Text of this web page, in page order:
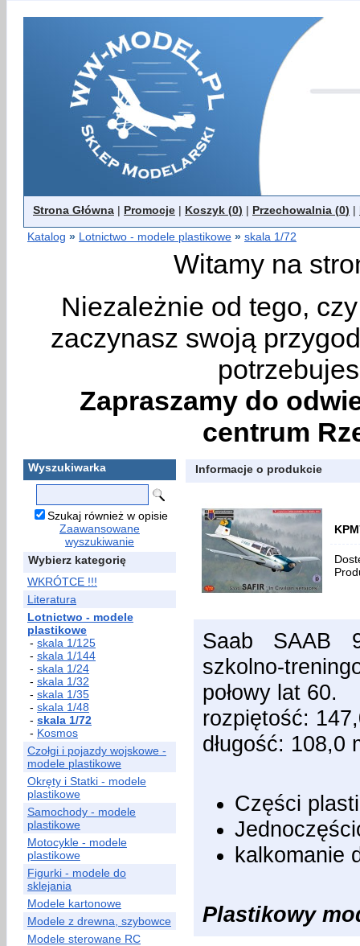
Strona Główna | Promocje | Koszyk (0) | Przechowalnia (0) |
Katalog » Lotnictwo - modele plastikowe » skala 1/72
Witamy na
Niezależnie od tego,
zaczynasz swoją
Zapraszamy do
centrum
Wyszukiwarka
Szukaj również w opisie
Zaawansowane
wyszukiwanie
Wybierz kategorię
WKRÓTCE !!!
Literatura
Lotnictwo - modele
plastikowe
- skala 1/125
- skala 1/144
- skala 1/24
- skala 1/32
- skala 1/35
- skala 1/48
- skala 1/72
- Kosmos
Czołgi i pojazdy wojskowe -
modele plastikowe
Okręty i Statki - modele
plastikowe
Samochody - modele
plastikowe
Motocykle - modele
plastikowe
Figurki - modele do
sklejania
Modele kartonowe
Modele z drewna, szybowce
Modele sterowane RC
Informacje o produkcie
Saab SAAB
szkolno-
połowy lat 60.
rozpiętość:
długość: 108,0
Części
kalkomanie
Plastikowy